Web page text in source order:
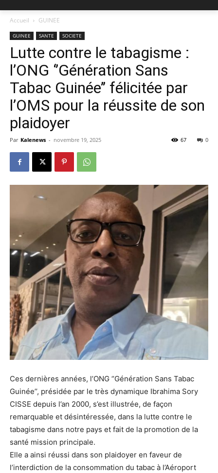
Accueil GUINEE
GUINEE SANTE SOCIETE
Lutte contre le tabagisme :
l’ONG ‘’Génération Sans
Tabac Guinée’’ félicitée par
l’OMS pour la réussite de son
plaidoyer
Par Kalenews - novembre 19, 2025 0
67
Ces dernières années, l’ONG ‘’Génération Sans Tabac
Guinée’’, présidée par le très dynamique Ibrahima Sory
CISSE depuis l’an 2000, s’est illustrée, de façon
remarquable et désintéressée, dans la lutte contre le
tabagisme dans notre pays et fait de la promotion de la
santé mission principale.
Elle a ainsi réussi dans son plaidoyer en faveur de
l’interdiction de la consommation du tabac à l’Aéroport